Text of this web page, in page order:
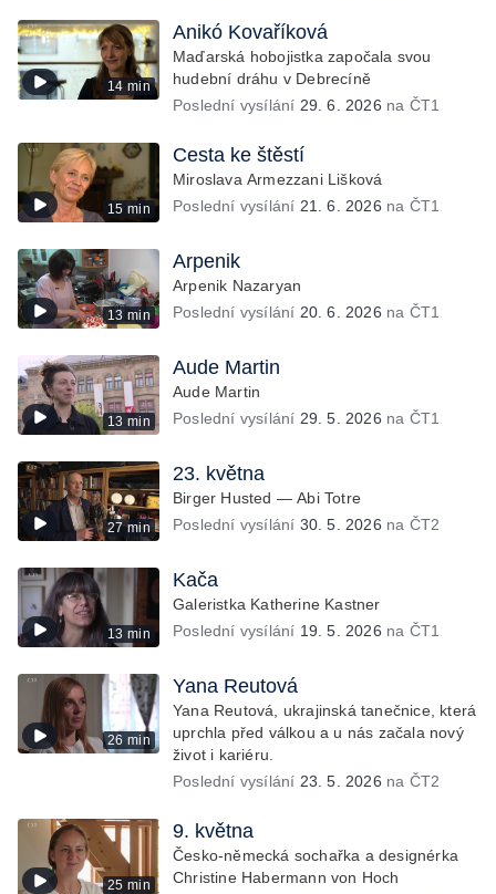
14 min
Anikó Kovaříková
Maďarská hobojistka započala svou
hudební dráhu v Debrecíně
Poslední vysílání 29. 6. 2026 na ČT1
15 min
Cesta ke štěstí
Miroslava Armezzani Lišková
Poslední vysílání 21. 6. 2026 na ČT1
13 min
Arpenik
Arpenik Nazaryan
Poslední vysílání 20. 6. 2026 na ČT1
13 min
Aude Martin
Aude Martin
Poslední vysílání 29. 5. 2026 na ČT1
27 min
23. května
Birger Husted — Abi Totre
Poslední vysílání 30. 5. 2026 na ČT2
13 min
Kača
Galeristka Katherine Kastner
Poslední vysílání 19. 5. 2026 na ČT1
26 min
Yana Reutová
Yana Reutová, ukrajinská tanečnice, která
uprchla před válkou a u nás začala nový
život i kariéru.
Poslední vysílání 23. 5. 2026 na ČT2
25 min
9. května
Česko-německá sochařka a designérka
Christine Habermann von Hoch